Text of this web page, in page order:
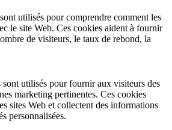
utilisés pour comprendre comment les
le site Web. Ces cookies aident à fournir
de visiteurs, le taux de rebond, la
utilisés pour fournir aux visiteurs des
marketing pertinentes. Ces cookies
sites Web et collectent des informations
personnalisées.